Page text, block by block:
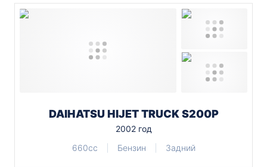
DAIHATSU HIJET TRUCK S200P
2002 год
660cc
Бензин Задний